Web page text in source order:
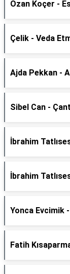
Ozan Koçer -
Çelik - Veda
Ajda Pekkan -
Sibel Can -
İbrahim
İbrahim
Yonca Evcimik
Fatih